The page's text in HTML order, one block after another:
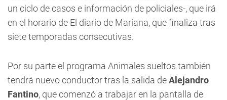
un ciclo de casos e información de policiales-, que irá
en el horario de El diario de Mariana, que finaliza tras
siete temporadas consecutivas.
Por su parte el programa Animales sueltos también
tendrá nuevo conductor tras la salida deAlejandro
Fantino, que comenzó a trabajar en la pantalla de